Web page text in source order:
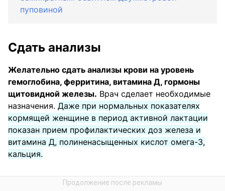
пуповиной
Сдать анализы
Желательно сдать анализы крови на уровень
гемоглобина, ферритина, витамина Д, гормоны
щитовидной железы. Врач сделает необходимые
назначения. Даже при нормальных показателях
кормящей женщине в период активной лактации
показан прием профилактических доз железа и
витамина Д, полиненасыщенных кислот омега-3,
кальция.